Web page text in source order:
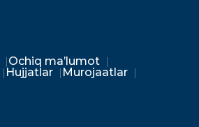
Ochiq ma’lumot
Hujjatlar
Murojaatlar